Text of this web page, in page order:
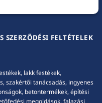
SZERZŐDÉSI FELTÉTELEK
lakk festékek,
szakértői tanácsadás, ingyenes
betontermékek, építési
megoldások, falazási